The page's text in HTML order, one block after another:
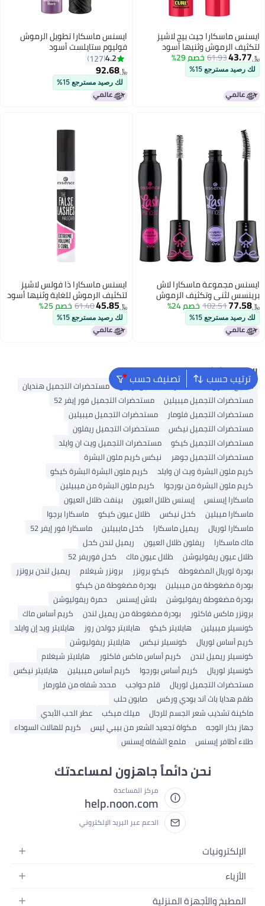
ايسنس ماسكارا جيت بيج لاشيز
لتكثيف الرموش وثنيها أسود
﷼‏43.77
61.93خصم 29%
لك رصيد مسترجع 15%
ايسنس ماسكارا تطويل الرموش
فوليوم ستايلست أسود
4.2
127
﷼‏92.68
لك رصيد مسترجع 15%
ايسنس مجموعة ماسكارا لاش
برينسس لثني وتكثيف الرموش
وماسكارا لاش برينسس لإبراز كثافة
الرموش أسود
﷼‏77.58
102.51خصم 24%
لك رصيد مسترجع 15%
ايسنس ماسكارا ذا فولس لاشيز
لتكثيف الرموش للغاية وثنيها أسود
﷼‏45.85
61.40خصم 25%
لك رصيد مسترجع 15%
ترتيب حسب تصنيف حسب البحث الشائع
مكياج العيون مستحضرات التجميل لوريال
مستحضرات التجميل هنديان
مستحضرات التجميل ميبيلين
مستحضرات التجميل فور إيفر 52
مستحضرات التجميل فلومار
مستحضرات التجميل ميبيلين
مستحضرات التجميل نيكس
مستحضرات التجميل ريفلون
مستحضرات التجميل كيكو
مستحضرات التجميل ويت ان وايلد
مستحضرات التجميل جوهر
نيكس كريم ملون البشرة
كريم ملون البشرة ويت ان وايلد
كريم ملون البشرة البشرة كيكو
كريم ملون البشرة من بورجوا
كريم ملون البشرة من ميبيلين
ماسكارا إيسنس
إيسنس ظلال العيون
بينفت ظلال العيون
ماسكارا ميبلين
كحل نيكس ظلال عيون كيكو
ماسكارا برجوا
ماسكارا لوريال
ريميل ماسكارا كحل مايبيلين
ماسكارا فور إيفر 52
ماك ماسكارا
ريفلون ظلال العيون
ريميل لندن كحل
ظلال عيون ريفوليوشن
ظلال عيون ماك
كحل فوريفر 52
بودرة لوريال المضغوطة
كيكو برونزر برونزر شيغلام
ريميل لندن برونزر
بودرة مضغوطة من ميبيلين
بودرة مضغوطة من كيكو
بودرة مضغوطة ريفوليوشن
بلاش إيسنس
حمرة ريفوليوشن
برونزر ماكس فاكتور
بودرة مضغوطة من ريميل لندن
كريم أساس ماك
كونسيلر ميبيلين
هايلايتر كيكو هايلايتر جولدن روز
هايلايتر ويد إن وايلد
كريم أساس لوريال
كونسيلر نيكس
هايلايتر ريفوليوشن
كونسيلر ريميل لندن
كريم أساس ماكس فاكتور
هايلايتر شيغلام
كونسيلر لوريال
كريم أساس بورجوا كريم أساس ميبيلين
هايلايتر نيكس
مستحضرات التجميل لوريال
قلم حواجب
محدد شفاه من فلورمار
طقم هدايا باث آند بودي وركس
صابون حلب
ماكينة تشذيب شعر الجسم للرجال
ميلك ميكب
عطر الحب الأبدي
جهاز بخار الوجه
مكواة تجعيد الشعر من بيبي ليس
كريم للهالات السوداء
طلاء أظافر إيسنس
ملمع الشفاه إيسنس
نحن دائماً جاهزون لمساعدتك
مركز المساعدة
help.noon.com
الدعم عبر البريد الإلكتروني
الإلكترونيات
الجوالات
الأزياء
أزياء نسائية
المطبخ والأجهزة المنزلية